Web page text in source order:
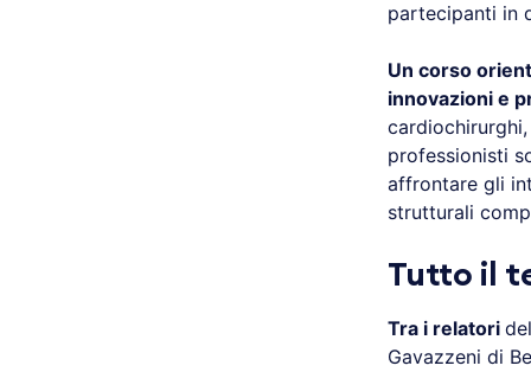
partecipanti in
Un corso
innovazioni e
professionisti
affrontare gli
strutturali
Tutto il
Tra i relatori
Gavazzeni di